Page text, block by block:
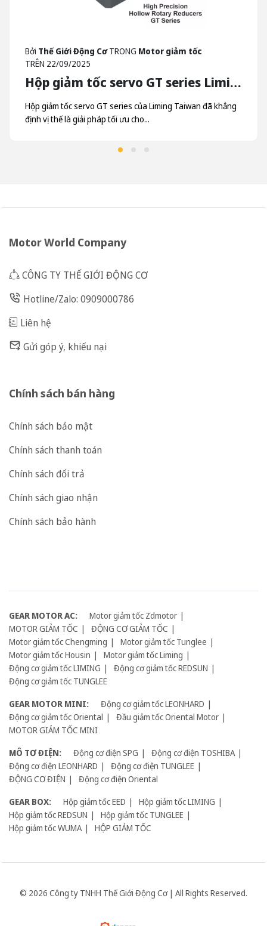
Bởi Thế Giới Động Cơ TRONG Motor giảm tốc
TRÊN 22/09/2025
Hộp giảm tốc servo GT series Liming - Hộp Giảm Tốc Quay Trục Rỗng Liming Taiwan
Hộp giảm tốc servo GT series của Liming Taiwan đã khẳng
định vị thế là giải pháp tối ưu cho...
Motor World Company
CÔNG TY THẾ GIỚI ĐỘNG CƠ
Hotline/Zalo: 0909000786
Liên hệ
Gửi góp ý, khiếu nại
Chính sách bán hàng
Chính sách bảo mật
Chính sách thanh toán
Chính sách đổi trả
Chính sách giao nhận
Chính sách bảo hành
GEAR MOTOR AC:
Motor giảm tốc Zdmotor
MOTOR GIẢM TỐC
ĐỘNG CƠ GIẢM TỐC
Motor giảm tốc Chengming
Motor giảm tốc Tunglee
Motor giảm tốc Housin
Motor giảm tốc Liming
Động cơ giảm tốc LIMING
Động cơ giảm tốc REDSUN
Động cơ giảm tốc TUNGLEE
GEAR MOTOR MINI:
Động cơ giảm tốc LEONHARD
Động cơ giảm tốc Oriental
Đầu giảm tốc Oriental Motor
MOTOR GIẢM TỐC MINI
MÔ TƠ ĐIỆN:
Động cơ điện SPG
Động cơ điện TOSHIBA
Động cơ điện LEONHARD
Động cơ điện TUNGLEE
ĐỘNG CƠ ĐIỆN
Động cơ điện Oriental
GEAR BOX:
Hộp giảm tốc EED
Hộp giảm tốc LIMING
Hộp giảm tốc REDSUN
Hộp giảm tốc TUNGLEE
Hộp giảm tốc WUMA
HỘP GIẢM TỐC
© 2026 Công ty TNHH Thế Giới Động Cơ | All Rights Reserved.